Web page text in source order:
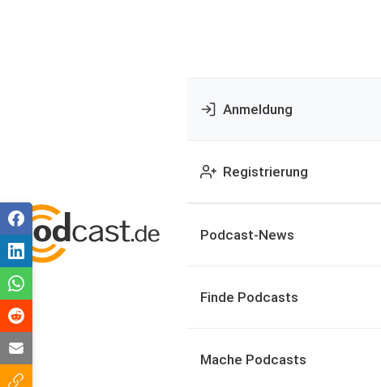
Anmeldung
Registrierung
Podcast-News
Finde Podcasts
Mache Podcasts